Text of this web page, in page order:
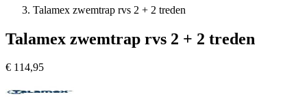
Talamex zwemtrap rvs 2 + 2 treden
Talamex zwemtrap rvs 2 + 2 treden
€ 114,95